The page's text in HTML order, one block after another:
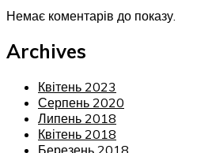
Немає коментарів до показу.
Archives
Квітень 2023
Серпень 2020
Липень 2018
Квітень 2018